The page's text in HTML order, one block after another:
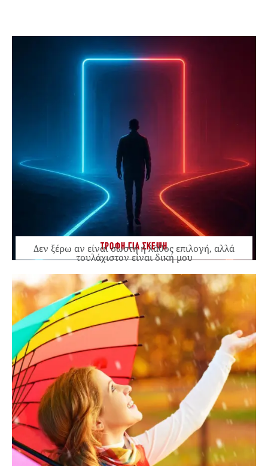
ΤΡΟΦΗ ΓΙΑ ΣΚΕΨΗ
Δεν ξέρω αν είναι σωστή ή λάθος επιλογή, αλλά
τουλάχιστον είναι δική μου